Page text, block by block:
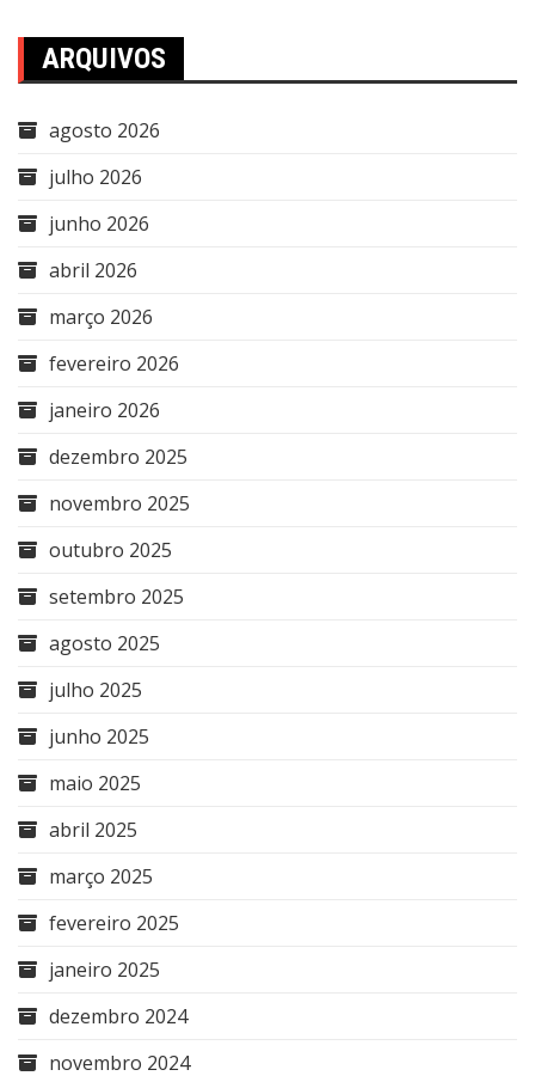
ARQUIVOS
agosto 2026
julho 2026
junho 2026
abril 2026
março 2026
fevereiro 2026
janeiro 2026
dezembro 2025
novembro 2025
outubro 2025
setembro 2025
agosto 2025
julho 2025
junho 2025
maio 2025
abril 2025
março 2025
fevereiro 2025
janeiro 2025
dezembro 2024
novembro 2024